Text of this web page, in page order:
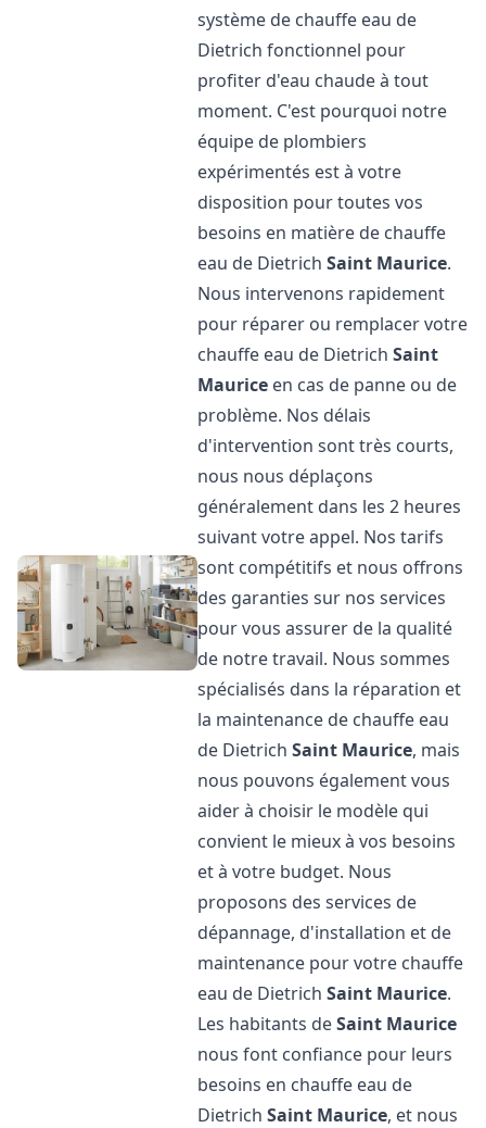
système de chauffe eau de
Dietrich fonctionnel pour
profiter d'eau chaude à tout
moment. C'est pourquoi notre
équipe de plombiers
expérimentés est à votre
disposition pour toutes vos
besoins en matière de chauffe
eau de DietrichSaint Maurice.
Nous intervenons rapidement
pour réparer ou remplacer votre
chauffe eau de DietrichSaint
Maurice en cas de panne ou de
problème. Nos délais
d'intervention sont très courts,
nous nous déplaçons
généralement dans les 2 heures
suivant votre appel. Nos tarifs
sont compétitifs et nous offrons
des garanties sur nos services
pour vous assurer de la qualité
de notre travail. Nous sommes
spécialisés dans la réparation et
la maintenance de chauffe eau
de DietrichSaint Maurice, mais
nous pouvons également vous
aider à choisir le modèle qui
convient le mieux à vos besoins
et à votre budget. Nous
proposons des services de
dépannage, d'installation et de
maintenance pour votre chauffe
eau de DietrichSaint Maurice.
Les habitants deSaint Maurice
nous font confiance pour leurs
besoins en chauffe eau de
DietrichSaint Maurice, et nous